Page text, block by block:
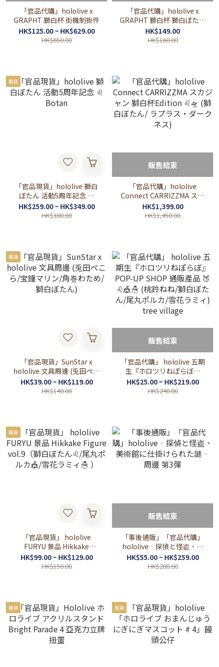
「官品代購」hololive x
GRAPHT 獅白杯 街機制掛件
HK$125.00 ~ HK$629.00
HK$650.00
「官品代購」hololive x
GRAPHT 獅白杯 獅白ぼたん
- オフライン - 眼罩
HK$149.00
HK$160.00
現貨
「官品現貨」hololive 獅白
ぼたん 活動5周年記念 ♌
Botan
HK$259.00 ~ HK$349.00
HK$380.00
販售結束
「官品代購」hololive
Connect CARRIZZMA スカ
ジャン 獅白杯Edition ♌🛸
(獅白ぼたん/ ラプラス・ダ
HK$1,399.00
HK$1,450.00
現貨
「官品現貨」SunStar x
hololive 文具周邊 (兎田ぺこ
ら/宝鐘マリン/角巻わため/
獅白ぼたん)
HK$39.00 ~ HK$119.00
HK$140.00
販售結束
「官品代購」 hololive 五期
生『ホロツリねぽらぼ』
POP-UP SHOP 通販產品 🍑
HK$25.00 ~ HK$219.00
HK$240.00
現貨
「官品現貨」 hololive
FURYU 景品 Hikkake
Figure vol.9（獅白ぼたん
♌/尾丸ポルカ🎪/雪花ラミィ
HK$99.00 ~ HK$129.00
HK$150.00
販售結束
「事後通販」「官品代購」
hololive‐探偵と怪盗、美
術館に仕掛けられた謎‐ 周
邊 第3彈
HK$55.00 ~ HK$259.00
HK$280.00
現貨 現貨